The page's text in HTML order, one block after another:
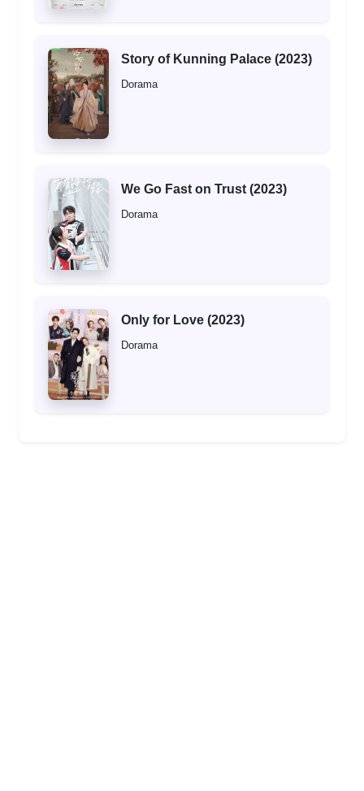
Story of Kunning Palace (2023)
Dorama
We Go Fast on Trust (2023)
Dorama
Only for Love (2023)
Dorama